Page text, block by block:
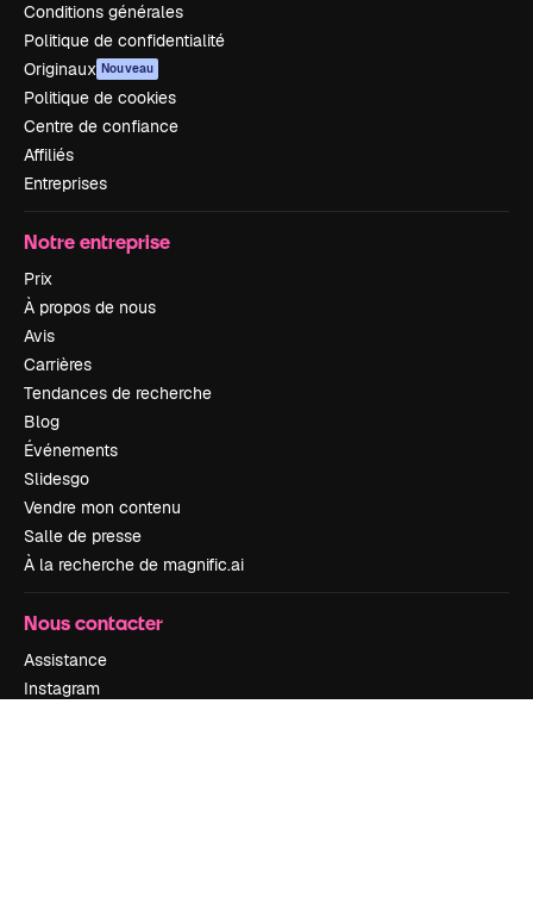
Conditions générales
Politique de confidentialité
Originaux Nouveau
Politique de cookies
Centre de confiance
Affiliés
Entreprises
Notre entreprise
Prix
À propos de nous
Avis
Carrières
Tendances de recherche
Blog
Événements
Slidesgo
Vendre mon contenu
Salle de presse
À la recherche de magnific.ai
Nous contacter
Assistance
Instagram